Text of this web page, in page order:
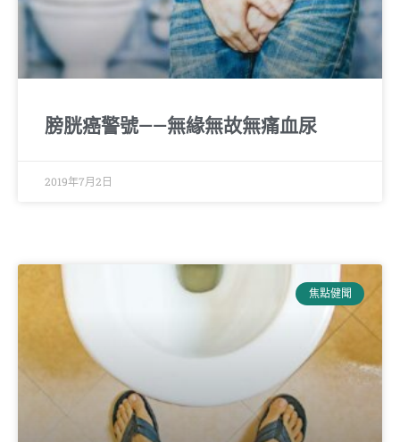
膀胱癌警號——無緣無故無痛血尿
2019年7月2日
焦點健聞